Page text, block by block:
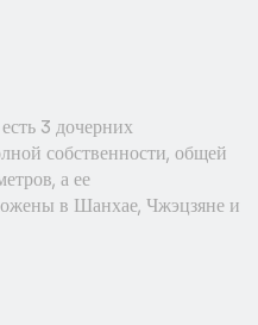
3 дочерних
собственности, общей
а ее
в Шанхае, Чжэцзяне и